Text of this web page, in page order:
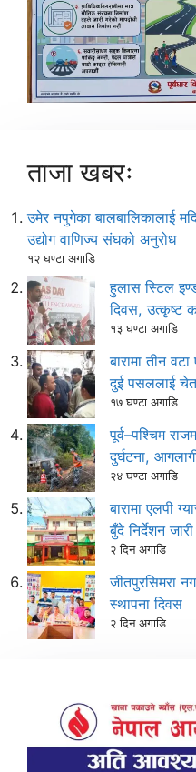
ताजा खबरः
उमेर नपुगेका बालबालिकालाई
उद्योग वाणिज्य संघको अनुरोध
१२ घण्टा अगाडि
हुलास स्टिल
दिवस, उत्कृष्ट
१३ घण्टा अगाडि
बारामा तीन
दुई पसललाई
१७ घण्टा अगाडि
पूर्व–पश्चिम
दुर्घटना,
२४ घण्टा अगाडि
बारामा एलपी
बुँदे निर्देशन जारी
२ दिन अगाडि
जीतपुरसिमरा
स्थापना दिवस
२ दिन अगाडि